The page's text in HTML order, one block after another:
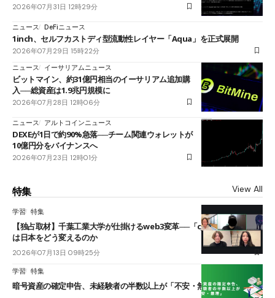
2026年07月31日 12時29分
ニュース DeFiニュース
1inch、セルフカストディ型流動性レイヤー「Aqua」を正式展開
2026年07月29日 15時22分
ニュース
イーサリアムニュース
ビットマイン、約31億円相当のイーサリアム追加購
入──総資産は1.9兆円規模に
2026年07月28日 12時06分
ニュース アルトコインニュース
DEXEが1日で約90%急落──チーム関連ウォレットが
10億円分をバイナンスへ
2026年07月23日 12時01分
特集 View All
学習 特集
【独占取材】千葉工業大学が仕掛けるweb3変革──「cJPY」とAIの融合
は日本をどう変えるのか
2026年07月13日 09時25分
学習 特集
暗号資産の確定申告、未経験者の半数以上が「不安・無理」